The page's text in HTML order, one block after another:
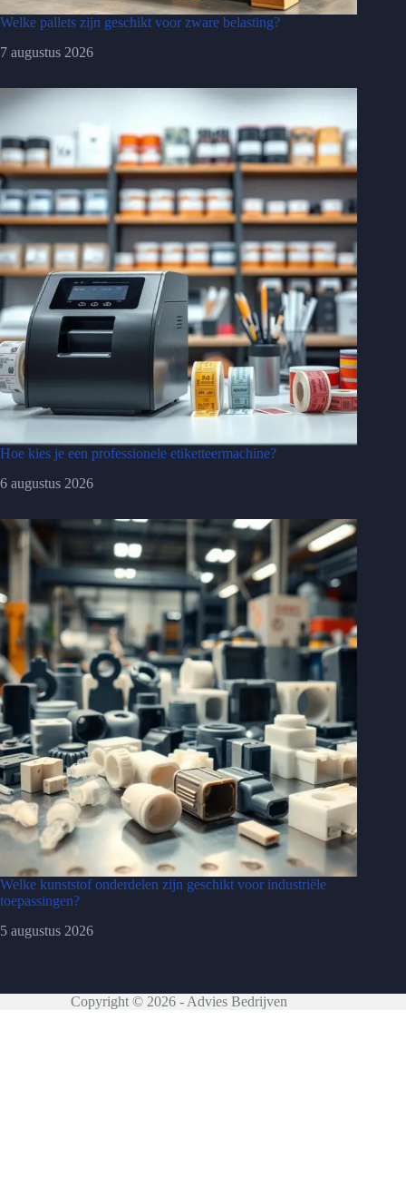
Welke pallets zijn geschikt voor zware belasting?
7 augustus 2026
Hoe kies je een professionele etiketteermachine?
6 augustus 2026
Welke kunststof onderdelen zijn geschikt voor industriële
toepassingen?
5 augustus 2026
Copyright © 2026 - Advies Bedrijven